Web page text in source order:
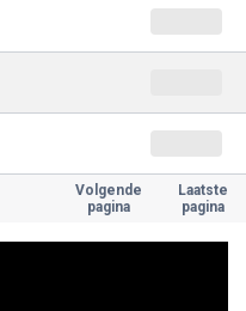
Volgende
pagina
Laatste
pagina